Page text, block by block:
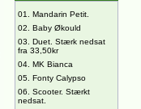
01. Mandarin Petit.
02. Baby Økould
03. Duet. Stærk nedsat
fra 33,50kr
04. MK Bianca
05. Fonty Calypso
06. Scooter. Stærkt
nedsat.